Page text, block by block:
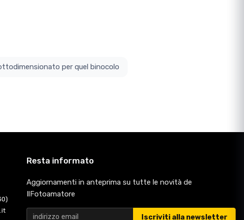
po sottodimensionato per quel binocolo
Resta informato
Aggiornamenti in anteprima su tutte le novità de
IlFotoamatore
Iscriviti alla newsletter